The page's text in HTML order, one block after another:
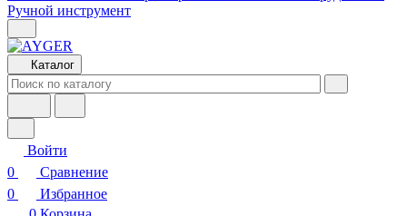
Ручной инструмент
Каталог
Войти
0
Сравнение
0
Избранное